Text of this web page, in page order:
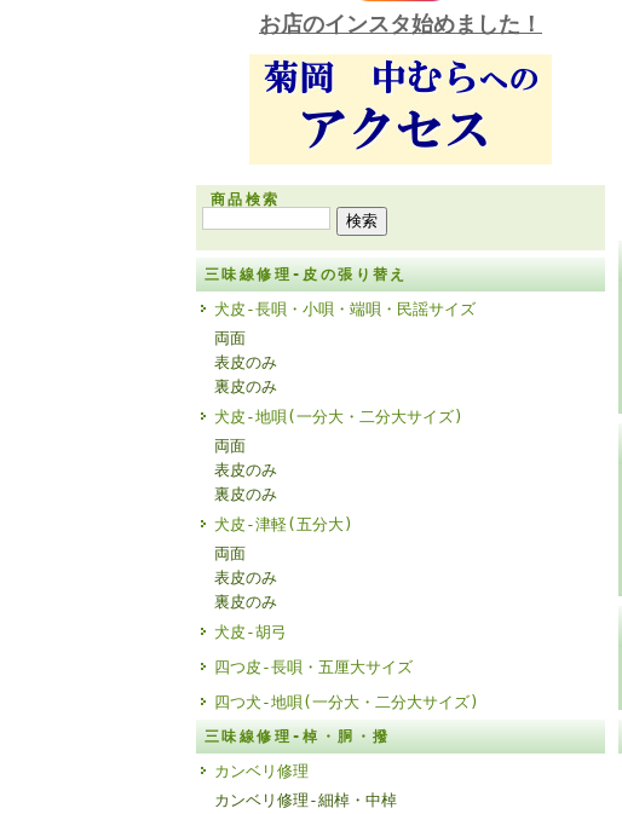
お店のインスタ始めました！
商品検索
三味線修理-皮の張り替え
犬皮-長唄・小唄・端唄・民謡サイズ
両面
表皮のみ
裏皮のみ
犬皮-地唄(一分大・二分大サイズ)
両面
表皮のみ
裏皮のみ
犬皮-津軽(五分大)
両面
表皮のみ
裏皮のみ
犬皮-胡弓
四つ皮-長唄・五厘大サイズ
四つ犬-地唄(一分大・二分大サイズ)
三味線修理-棹・胴・撥
カンベリ修理
カンベリ修理-細棹・中棹